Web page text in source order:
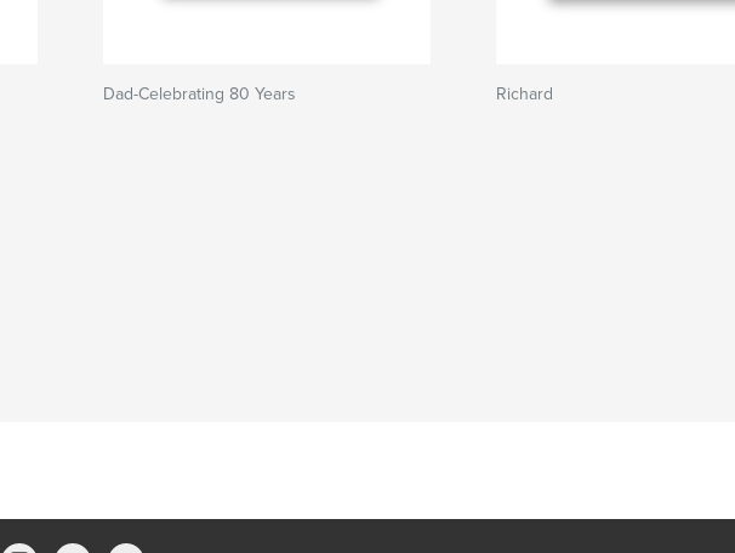
Dad-Celebrating 80 Years Richard